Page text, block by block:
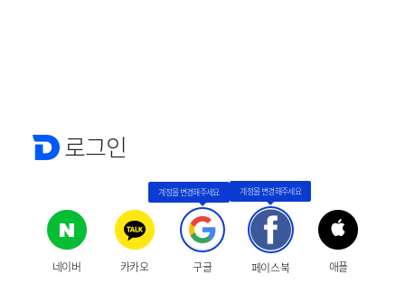
로그인
네이버 카카오 구글 페이스북 애플